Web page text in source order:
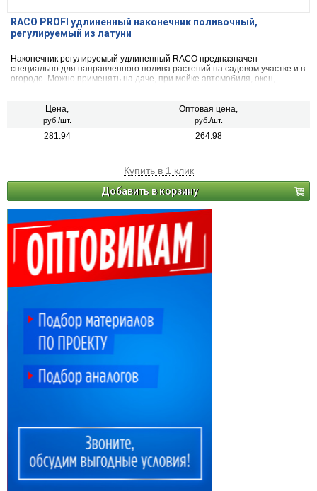
RACO PROFI удлиненный наконечник поливочный,
регулируемый из латуни
Наконечник регулируемый удлиненный RACO предназначен
специально для направленного полива растений на садовом участке и в
огороде. Можно применять на даче, при мойке автомобиля, окон,
Цена,
руб./шт.
Оптовая цена,
руб./шт.
281.94 264.98
Купить в 1 клик
Добавить в корзину